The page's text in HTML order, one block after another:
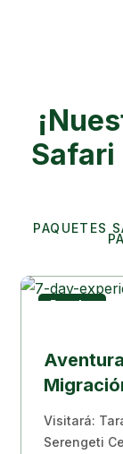
Safari
PAQUETES
Popular
Visitará:
Serengeti